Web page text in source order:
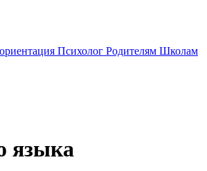
Психолог Родителям Школам
языка